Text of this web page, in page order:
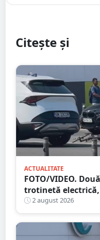
Citește și
ACTUALITATE
FOTO/VIDEO.
trotinetă
trotinetă lângă
2 august 2026